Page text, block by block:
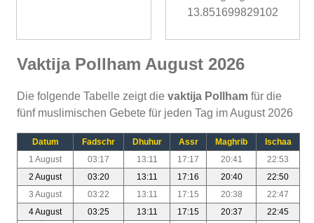
13.851699829102
Vaktija Pollham August 2026
Die folgende Tabelle zeigt die vaktija Pollham für die
fünf muslimischen Gebete für jeden Tag im August 2026
Datum Fadschr Dhuhur Assr Maghrib
Ischaa
1 August
03:17 13:11 17:17 20:41
22:53
2 August
03:20 13:11 17:16 20:40
22:50
3 August
03:22 13:11 17:15 20:38
22:47
4 August
03:25 13:11 17:15 20:37
22:45